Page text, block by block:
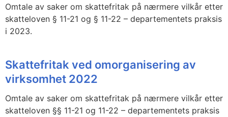
Omtale av saker om skattefritak på nærmere vilkår etter
skatteloven § 11-21 og § 11-22 – departementets praksis
i 2023.
Skattefritak ved omorganisering av
virksomhet 2022
Omtale av saker om skattefritak på nærmere vilkår etter
skatteloven §§ 11-21 og 11-22 – departementets praksis